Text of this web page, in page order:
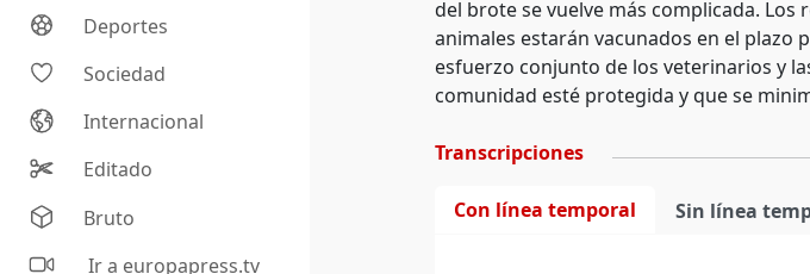
Deportes
Sociedad
Internacional
Editado
Bruto
Ir a europapress.tv
del brote se vuelve más complicada.
animales estarán vacunados en el plazo
esfuerzo conjunto de los veterinarios y
comunidad esté protegida y que se
Transcripciones
Con línea temporal Sin línea